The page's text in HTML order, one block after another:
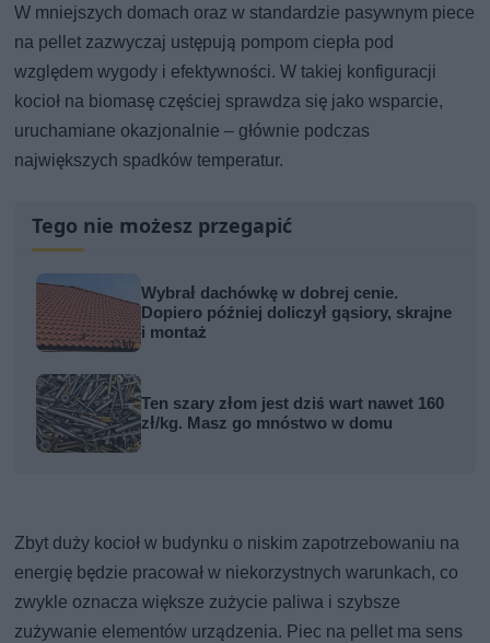
W mniejszych domach oraz w standardzie pasywnym piece
na pellet zazwyczaj ustępują pompom ciepła pod
względem wygody i efektywności. W takiej konfiguracji
kocioł na biomasę częściej sprawdza się jako wsparcie,
uruchamiane okazjonalnie – głównie podczas
największych spadków temperatur.
Tego nie możesz przegapić
Wybrał dachówkę w dobrej cenie.
Dopiero później doliczył gąsiory, skrajne
i montaż
Ten szary złom jest dziś wart nawet 160
zł/kg. Masz go mnóstwo w domu
Zbyt duży kocioł w budynku o niskim zapotrzebowaniu na
energię będzie pracował w niekorzystnych warunkach, co
zwykle oznacza większe zużycie paliwa i szybsze
zużywanie elementów urządzenia. Piec na pellet ma sens